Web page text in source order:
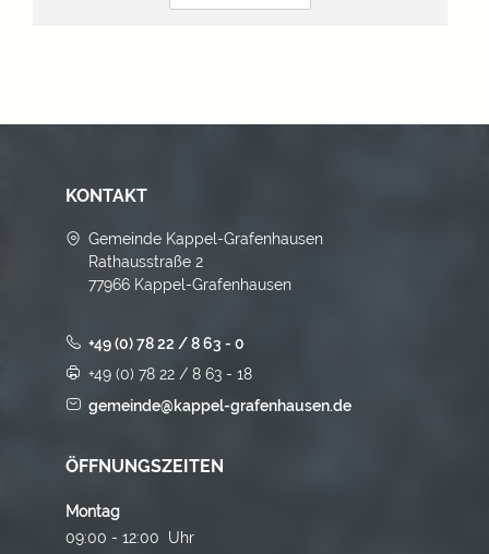
KONTAKT
Gemeinde Kappel-Grafenhausen
Rathausstraße 2
77966 Kappel-Grafenhausen
+49 (0) 78 22 / 8 63 - 0
+49 (0) 78 22 / 8 63 - 18
gemeinde@kappel-grafenhausen.de
ÖFFNUNGSZEITEN
Montag
09:00 - 12:00 Uhr